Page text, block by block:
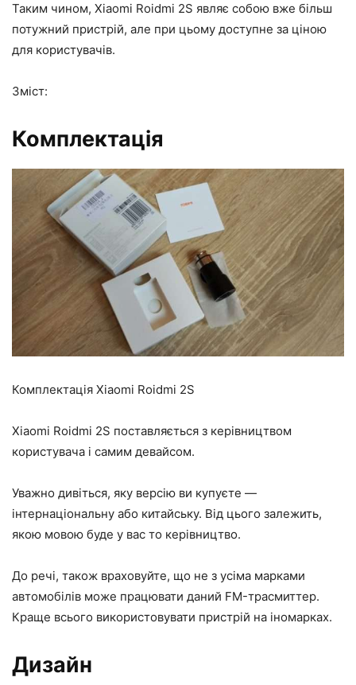
Таким чином, Xiaomi Roidmi 2S являє собою вже більш
потужний пристрій, але при цьому доступне за ціною
для користувачів.
Зміст:
Комплектація
Комплектація Xiaomi Roidmi 2S
Xiaomi Roidmi 2S поставляється з керівництвом
користувача і самим девайсом.
Уважно дивіться, яку версію ви купуєте —
інтернаціональну або китайську. Від цього залежить,
якою мовою буде у вас то керівництво.
До речі, також враховуйте, що не з усіма марками
автомобілів може працювати даний FM-трасмиттер.
Краще всього використовувати пристрій на іномарках.
Дизайн